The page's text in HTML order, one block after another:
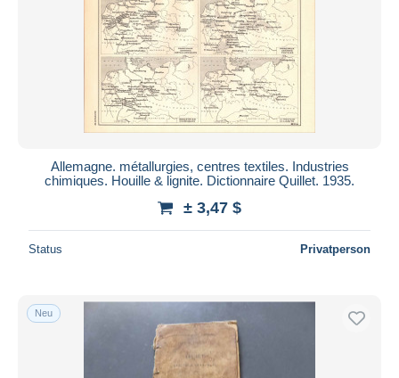
Allemagne. métallurgies, centres textiles. Industries
chimiques. Houille & lignite. Dictionnaire Quillet. 1935.
± 3,47 $
Status Privatperson
Neu